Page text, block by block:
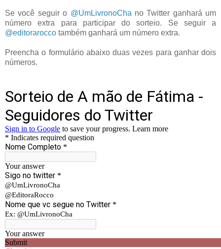
Se você seguir o @UmLivronoCha no Twitter ganhará um
número extra para participar do sorteio. Se seguir a
@editorarocco também ganhará um número extra.
Preencha o formulário abaixo duas vezes para ganhar dois
números.